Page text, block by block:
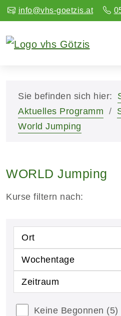
info@vhs-goetzis.at
Sie befinden sich hier:
Aktuelles Programm
World Jumping
WORLD Jumping
Kurse filtern nach:
Ort
Wochentage
Zeitraum
Keine Begonnen (5)